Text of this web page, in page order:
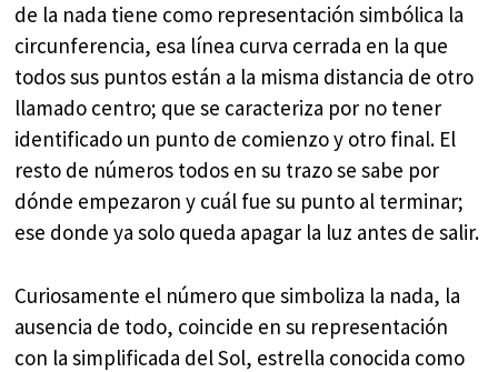
de la nada tiene como representación simbólica la
circunferencia, esa línea curva cerrada en la que
todos sus puntos están a la misma distancia de otro
llamado centro; que se caracteriza por no tener
identificado un punto de comienzo y otro final. El
resto de números todos en su trazo se sabe por
dónde empezaron y cuál fue su punto al terminar;
ese donde ya solo queda apagar la luz antes de salir.
Curiosamente el número que simboliza la nada, la
ausencia de todo, coincide en su representación
con la simplificada del Sol, estrella conocida como